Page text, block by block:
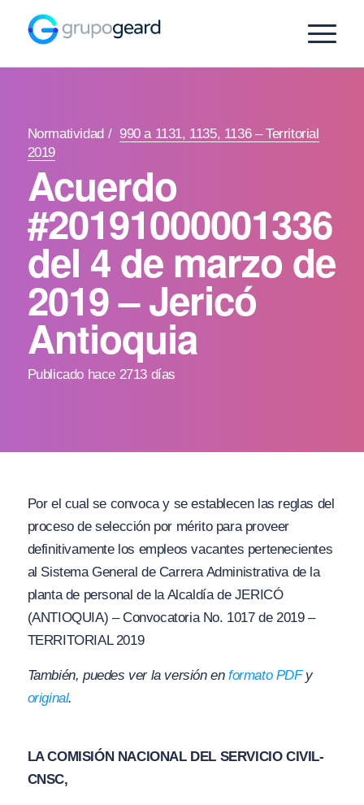
Normatividad / 990 a 1131, 1135, 1136 – Territorial
2019
Acuerdo
#20191000001336
del 4 de marzo de
2019 – Jericó
Antioquia
Publicado hace 2713 días
Por el cual se convoca y se establecen las reglas del
proceso de selección por mérito para proveer
definitivamente los empleos vacantes pertenecientes
al Sistema General de Carrera Administrativa de la
planta de personal de la Alcaldía de JERICÓ
(ANTIOQUIA) – Convocatoria No. 1017 de 2019 –
TERRITORIAL 2019
También, puedes ver la versión en formato PDFy
original.
LA COMISIÓN NACIONAL DEL SERVICIO CIVIL-
CNSC,